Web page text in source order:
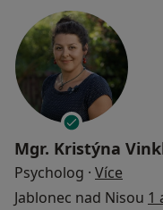
Mgr. Kristýna
Psycholog · Více
Jablonec nad Nisou 1